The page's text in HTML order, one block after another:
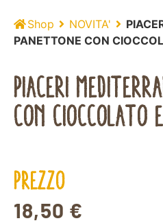
Shop NOVITA'
PANETTONE CON
PIACERI
CON CIOCCOLATO
PREZZO
18,50 €